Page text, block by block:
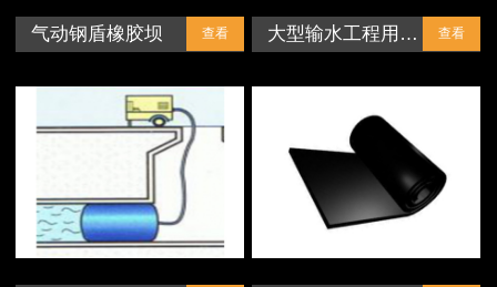
气动钢盾橡胶坝 查看 大型输水工程用… 查看